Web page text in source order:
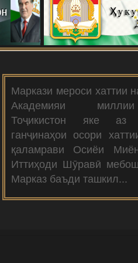
Маркази мероси хаттии
Академияи
Тоҷикистон яке аз
ганҷинаҳои осори
қаламрави Осиёи
Иттиҳоди Шӯравӣ
Марказ баъди ташкил...